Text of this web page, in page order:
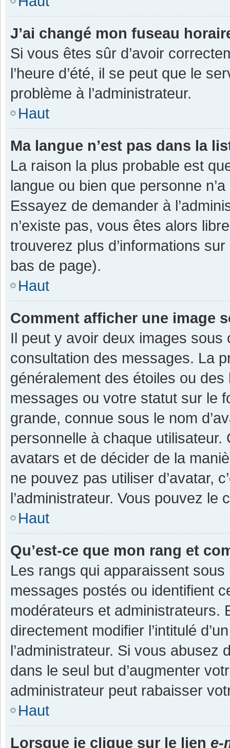
J’ai changé mon fuseau
Si vous êtes sûr d’avoir
l’heure d’été, il se peut que le
problème à l’administrateur.
Haut
Ma langue n’est pas dans la
La raison la plus probable est
langue ou bien que personne
Essayez de demander à
n’existe pas, vous êtes alors
trouverez plus d’informations
bas de page).
Haut
Comment afficher une image
Il peut y avoir deux images sous
consultation des messages. La
généralement des étoiles ou
messages ou votre statut sur le
grande, connue sous le nom
personnelle à chaque utilisateur.
avatars et de décider de la
ne pouvez pas utiliser d’avatar,
l’administrateur. Vous pouvez
Haut
Qu’est-ce que mon rang et
Les rangs qui apparaissent
messages postés ou identifient
modérateurs et administrateurs.
directement modifier l’intitulé
l’administrateur. Si vous
dans le seul but d’augmenter
administrateur peut rabaisser
Haut
Lorsque je clique sur le lien e-